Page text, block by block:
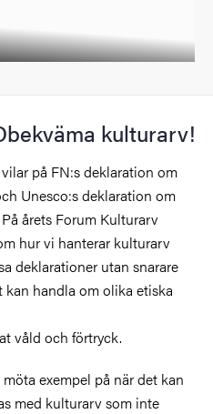
kulturarv!
på FN:s deklaration om
Unesco:s deklaration om
årets Forum Kulturarv
hur vi hanterar kulturarv
deklarationer utan snarare
kan handla om olika etiska
våld och förtryck.
exempel på när det kan
med kulturarv som inte